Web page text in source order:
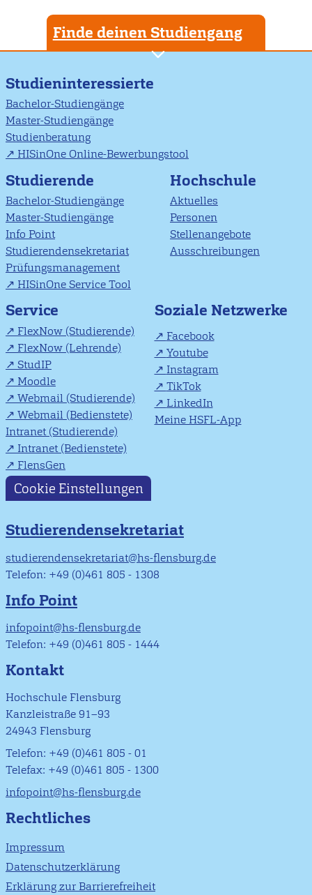
Finde deinen Studiengang
Studieninteressierte
Bachelor-Studiengänge
Master-Studiengänge
Studienberatung
HISinOne Online-Bewerbungstool
Studierende
Bachelor-Studiengänge
Master-Studiengänge
Info Point
Studierendensekretariat
Prüfungsmanagement
HISinOne Service Tool
Hochschule
Aktuelles
Personen
Stellenangebote
Ausschreibungen
Service
FlexNow (Studierende)
FlexNow (Lehrende)
StudIP
Moodle
Webmail (Studierende)
Webmail (Bedienstete)
Intranet (Studierende)
Intranet (Bedienstete)
FlensGen
Soziale Netzwerke
Facebook
Youtube
Instagram
TikTok
LinkedIn
Meine HSFL-App
Cookie Einstellungen
Studierendensekretariat
studierendensekretariat@hs-flensburg.de
Telefon: +49 (0)461 805 - 1308
Info Point
infopoint@hs-flensburg.de
Telefon: +49 (0)461 805 - 1444
Kontakt
Hochschule Flensburg
Kanzleistraße 91–93
24943 Flensburg
Telefon: +49 (0)461 805 - 01
Telefax: +49 (0)461 805 - 1300
infopoint@hs-flensburg.de
Rechtliches
Impressum
Datenschutzerklärung
Erklärung zur Barrierefreiheit